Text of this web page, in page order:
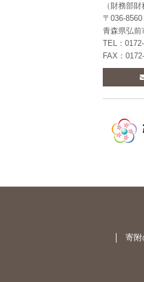
（財務部
〒036-
青森県弘前
TEL：
FAX：
寄附